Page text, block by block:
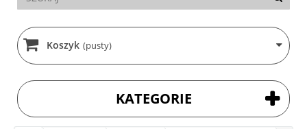
Koszyk (pusty)
KATEGORIE